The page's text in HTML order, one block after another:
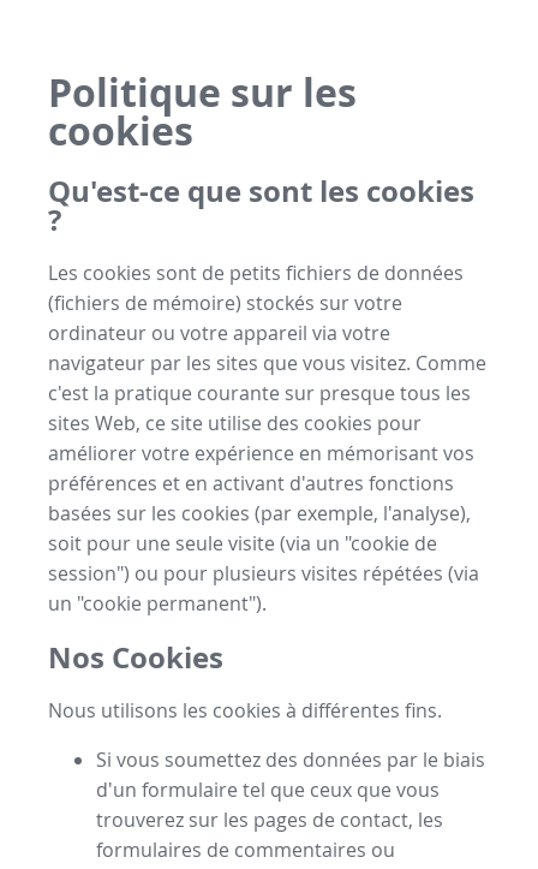
Politique sur les
cookies
Qu'est-ce que sont les cookies
?
Les cookies sont de petits fichiers de données
(fichiers de mémoire) stockés sur votre
ordinateur ou votre appareil via votre
navigateur par les sites que vous visitez. Comme
c'est la pratique courante sur presque tous les
sites Web, ce site utilise des cookies pour
améliorer votre expérience en mémorisant vos
préférences et en activant d'autres fonctions
basées sur les cookies (par exemple, l'analyse),
soit pour une seule visite (via un "cookie de
session") ou pour plusieurs visites répétées (via
un "cookie permanent").
Nos Cookies
Nous utilisons les cookies à différentes fins.
Si vous soumettez des données par le biais
d'un formulaire tel que ceux que vous
trouverez sur les pages de contact, les
formulaires de commentaires ou